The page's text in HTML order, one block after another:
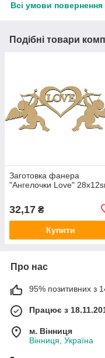
Всі умови повернення
Подібні товари
Заготовка фанера
"Ангелочки Love"
32,17 ₴
Купити
Про нас
95% позитивних з
Працює з
м. Вінниця
Вінниця, Україна